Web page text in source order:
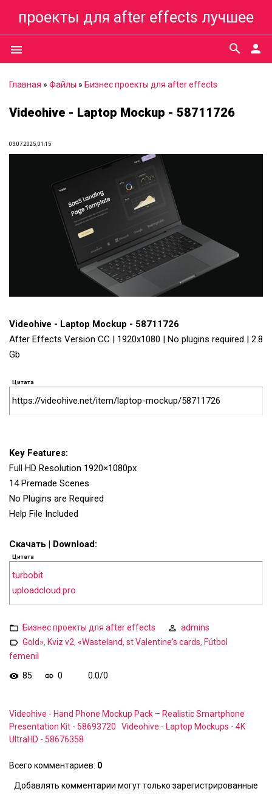
проекты для after effects лучшее
menu person
search
Главная » Файлы » Бизнес проекты для after effects
Videohive - Laptop Mockup - 58711726
03.07.2025, 01:15
Videohive - Laptop Mockup - 58711726
After Effects Version CC | 1920x1080 | No plugins required | 2.8
Gb
Цитата
https://videohive.net/item/laptop-mockup/58711726
Key Features:
Full HD Resolution 1920×1080px
14 Premade Scenes
No Plugins are Required
Help File Included
Скачать | Download:
Цитата
turbobit
uploadcloud.pro
Бизнес проекты для after effects
admins
Gold», Kviz v2, «Wasteland, st Valentine's cards, Fútbol
femenil
85
0 0.0/0
Videohive - Hand Phone Mockup Pack – Realistic Smartphone
Presentation Kit - 58693720
Videohive - Laptop Mockups - 4K
UltraHD - 58676358
Всего комментариев: 0
Добавлять комментарии могут только зарегистрированные